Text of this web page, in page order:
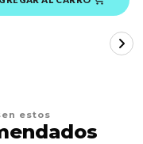
estos